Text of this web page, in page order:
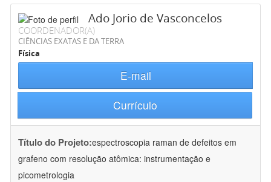
Ado Jorio de Vasconcelos
COORDENADOR(A)
CIÊNCIAS EXATAS E DA TERRA
Física
E-mail
Currículo
Título do Projeto:espectroscopia raman de defeitos em
grafeno com resolução atômica: instrumentação e
picometrologia